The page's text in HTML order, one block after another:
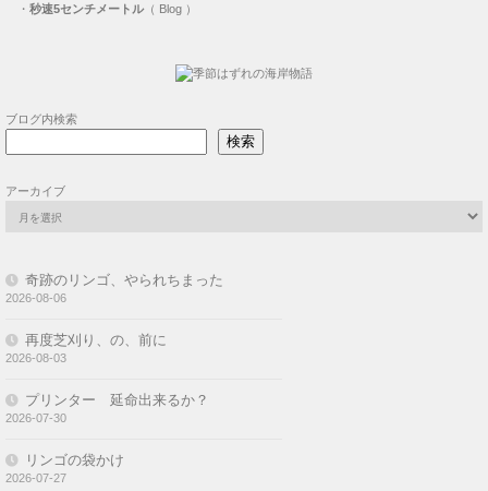
・ 秒速5センチメートル（ Blog ）
ブログ内検索
検索
アーカイブ
奇跡のリンゴ、やられちまった
2026-08-06
再度芝刈り、の、前に
2026-08-03
プリンター 延命出来るか？
2026-07-30
リンゴの袋かけ
2026-07-27